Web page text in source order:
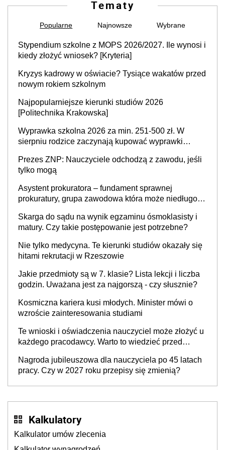
Tematy
Popularne Najnowsze Wybrane
Stypendium szkolne z MOPS 2026/2027. Ile wynosi i
kiedy złożyć wniosek? [Kryteria]
Kryzys kadrowy w oświacie? Tysiące wakatów przed
nowym rokiem szkolnym
Najpopularniejsze kierunki studiów 2026
[Politechnika Krakowska]
Wyprawka szkolna 2026 za min. 251-500 zł. W
sierpniu rodzice zaczynają kupować wyprawki
ponad 1 tys. zł
Prezes ZNP: Nauczyciele odchodzą z zawodu, jeśli
tylko mogą
Asystent prokuratora – fundament sprawnej
prokuratury, grupa zawodowa która może niedługo
Skarga do sądu na wynik egzaminu ósmoklasisty i
matury. Czy takie postępowanie jest potrzebne?
Nie tylko medycyna. Te kierunki studiów okazały się
hitami rekrutacji w Rzeszowie
Jakie przedmioty są w 7. klasie? Lista lekcji i liczba
godzin. Uważana jest za najgorszą - czy słusznie?
Kosmiczna kariera kusi młodych. Minister mówi o
wzroście zainteresowania studiami
Te wnioski i oświadczenia nauczyciel może złożyć u
każdego pracodawcy. Warto to wiedzieć przed
Nagroda jubileuszowa dla nauczyciela po 45 latach
pracy. Czy w 2027 roku przepisy się zmienią?
Kalkulatory
Kalkulator umów zlecenia